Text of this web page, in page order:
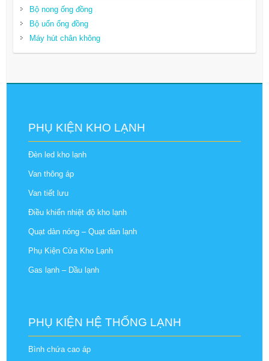
Bộ nong ống đồng
Bộ uốn ống đồng
Máy hút chân không
PHỤ KIỆN KHO LẠNH
Đèn led kho lạnh
Van thông áp
Van tiết lưu
Điều khiển nhiệt độ kho lạnh
Quạt dàn nóng – Quạt dàn lạnh
Phụ Kiện Cửa Kho Lạnh
Gas lạnh – Dầu lạnh
PHỤ KIỆN HỆ THỐNG LẠNH
Bình chứa cao áp